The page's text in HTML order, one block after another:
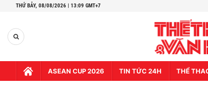
THỨ BẢY, 08/08/2026 | 13:09 GMT+7
ASEAN CUP 2026 TIN TỨC 24H THỂ